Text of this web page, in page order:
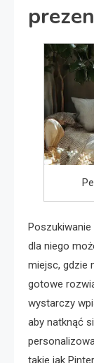
dla niego
miejsc, gdzie
gotowe
wystarczy
aby natknąć
takie jak